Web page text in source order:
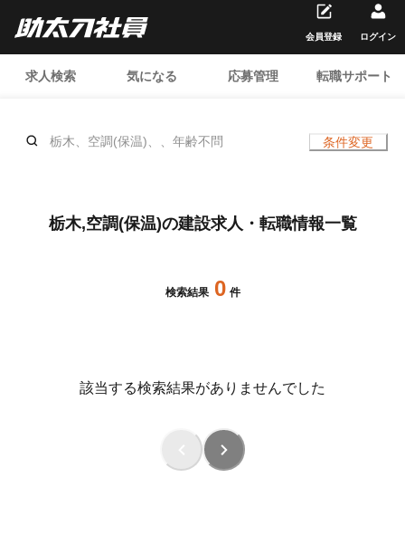
求人検索 気になる 応募管理 転職サポート
会員登録 ログイン
栃木、空調(保温)、、年齢不問 条件変更
栃木,空調(保温)の建設求人・転職情報一覧
検索結果 0 件
該当する検索結果がありませんでした